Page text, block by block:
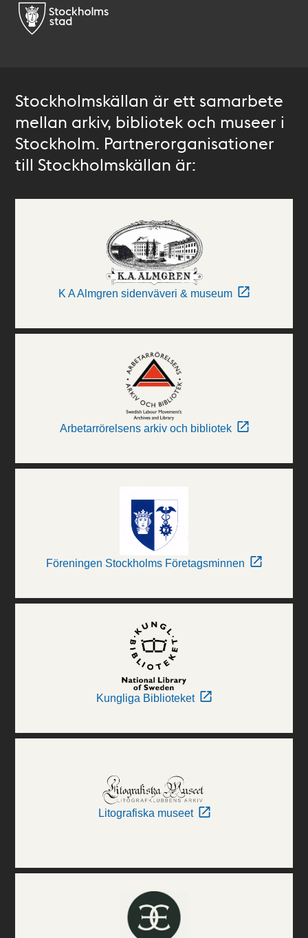
Stockholmskällan är ett samarbete
mellan arkiv, bibliotek och museer i
Stockholm. Partnerorganisationer
till Stockholmskällan är:
K A Almgren sidenväveri & museum
Arbetarrörelsens arkiv och bibliotek
Föreningen Stockholms Företagsminnen
Kungliga Biblioteket
Litografiska museet